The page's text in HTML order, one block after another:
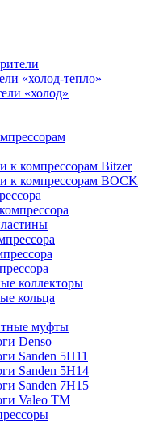
«холод-тепло»
«холод»
к компрессорам Bitzer
к компрессорам BOCK
коллекторы
кольца
муфты
Denso
Sanden 5H11
Sanden 5H14
Sanden 7H15
Valeo ТМ